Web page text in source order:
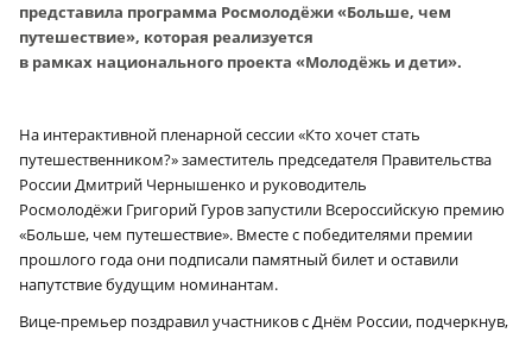
представила программа Росмолодёжи «Больше, чем
путешествие», которая реализуется
в рамках национального проекта «Молодёжь и дети».
На интерактивной пленарной сессии «Кто хочет стать
путешественником?» заместитель председателя Правительства
России Дмитрий Чернышенко и руководитель
Росмолодёжи Григорий Гуров запустили Всероссийскую премию
«Больше, чем путешествие». Вместе с победителями премии
прошлого года они подписали памятный билет и оставили
напутствие будущим номинантам.
Вице-премьер поздравил участников с Днём России, подчеркнув,